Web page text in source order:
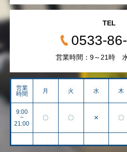
TEL
0533-
営業時間：9～21時
営業
時間
月 火 水 木
9:00
~
21:00
〇 〇 ✕ 〇